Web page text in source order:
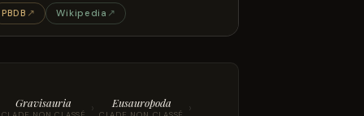
PBDB ↗ Wikipedia ↗
Gravisauria › Eusauropoda ›